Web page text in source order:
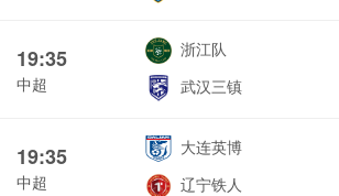
19:35
中超
浙江队
武汉三镇
19:35
中超
大连英博
辽宁铁人